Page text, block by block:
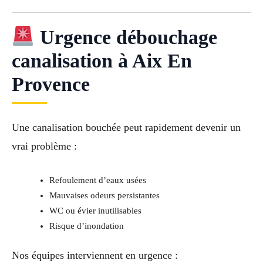
Urgence débouchage
canalisation à Aix En
Provence
Une canalisation bouchée peut rapidement devenir un
vrai problème :
Refoulement d’eaux usées
Mauvaises odeurs persistantes
WC ou évier inutilisables
Risque d’inondation
Nos équipes interviennent en urgence :